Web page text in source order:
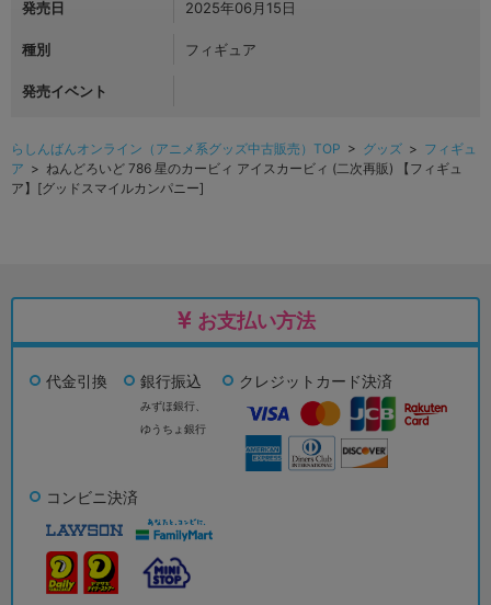
発売日 2025年06月15日
種別 フィギュア
発売イベント
らしんばんオンライン（アニメ系グッズ中古販売）TOP > グッズ > フィギュ
ア > ねんどろいど 786 星のカービィ アイスカービィ (二次再販) 【フィギュ
ア】[グッドスマイルカンパニー]
お支払い方法
代金引換 銀行振込
みずほ銀行、
ゆうちょ銀行
クレジットカード決済
コンビニ決済